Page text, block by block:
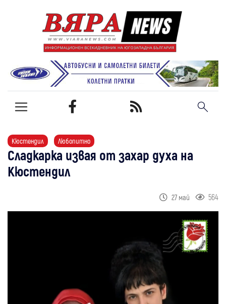
Кюстендил Любопитно
Сладкарка извая от захар духа на
Кюстендил
27 май 564